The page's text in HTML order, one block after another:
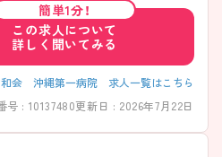
簡単1分！
この求人について
詳しく聞いてみる
和会 沖縄第一病院 求人一覧はこちら
号 : 10137480更新日 : 2026年7月22日